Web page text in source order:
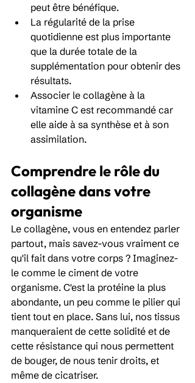
peut être bénéfique.
La régularité de la prise
quotidienne est plus importante
que la durée totale de la
supplémentation pour obtenir des
résultats.
Associer le collagène à la
vitamine C est recommandé car
elle aide à sa synthèse et à son
assimilation.
Comprendre le rôle du
collagène dans votre
organisme
Le collagène, vous en entendez parler
partout, mais savez-vous vraiment ce
qu'il fait dans votre corps ? Imaginez-
le comme le ciment de votre
organisme. C'est la protéine la plus
abondante, un peu comme le pilier qui
tient tout en place. Sans lui, nos tissus
manqueraient de cette solidité et de
cette résistance qui nous permettent
de bouger, de nous tenir droits, et
même de cicatriser.